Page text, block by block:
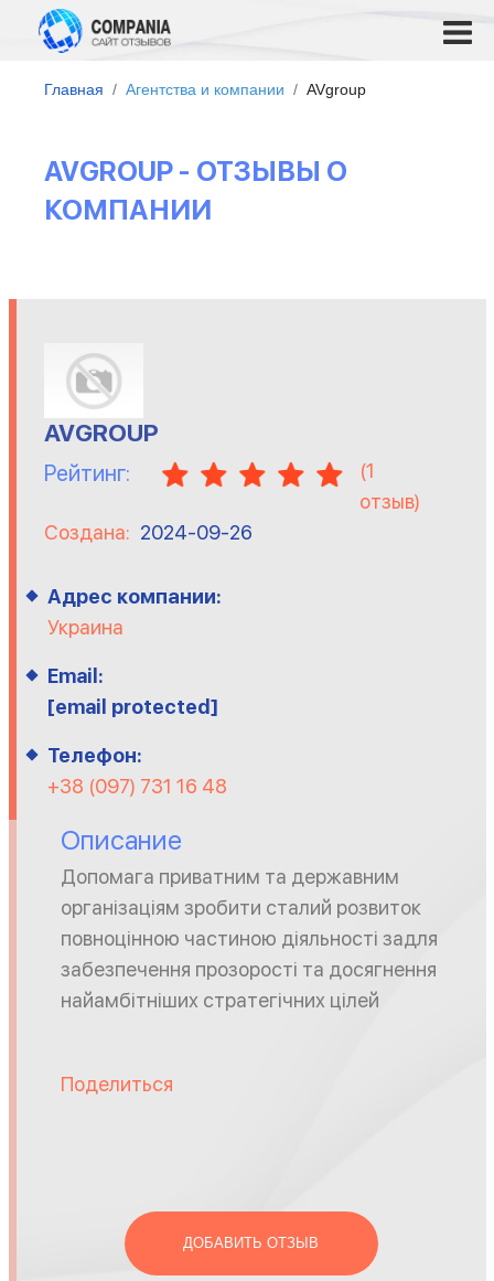
Главная Агентства и компании AVgroup
AVGROUP - ОТЗЫВЫ О
КОМПАНИИ
AVGROUP
Рейтинг: (1
отзыв)
Создана: 2024-09-26
Адрес компании:
Украина
Email:
[email protected]
Телефон:
+38 (097) 731 16 48
Описание
Допомага приватним та державним
організаціям зробити сталий розвиток
повноцінною частиною діяльності задля
забезпечення прозорості та досягнення
найамбітніших стратегічних цілей
Поделиться
ДОБАВИТЬ ОТЗЫВ